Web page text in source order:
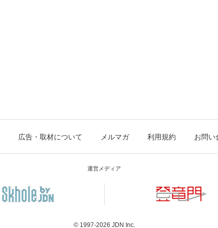
広告・取材について メルマガ 利用規約 お問い
運営メディア
© 1997-2026 JDN Inc.